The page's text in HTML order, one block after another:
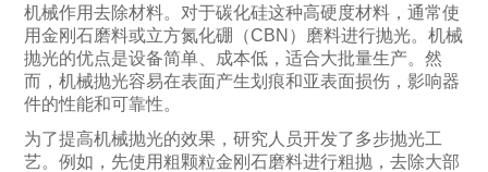
机械作用去除材料。对于碳化硅这种高硬度材料，通常使
用金刚石磨料或立方氮化硼（CBN）磨料进行抛光。机械
抛光的优点是设备简单、成本低，适合大批量生产。然
而，机械抛光容易在表面产生划痕和亚表面损伤，影响器
件的性能和可靠性。
为了提高机械抛光的效果，研究人员开发了多步抛光工
艺。例如，先使用粗颗粒金刚石磨料进行粗抛，去除大部